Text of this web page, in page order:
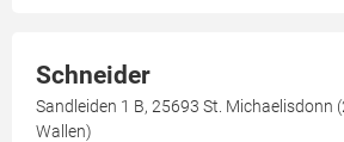
Schneider
Sandleiden 1 B, 25693 St. Michaelisdonn
Wallen)